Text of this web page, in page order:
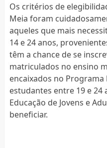
Os critérios de
Meia foram
aqueles que mais
14 e 24 anos,
têm a chance de se
matriculados no ensino
encaixados no Programa
estudantes entre 19 e 24
Educação de Jovens e
beneficiar.